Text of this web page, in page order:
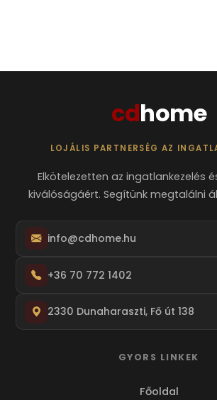
cdhome
LOJÁLIS PARTNERSÉG AZ
Elkötelezetten az ingatlankezelés
kiválóságáért. Segítünk megtalálni
info@cdhome.hu
+36 70 772 1402
2330 Dunaharaszti, Fő út 138
GYORS LINKEK
Főoldal